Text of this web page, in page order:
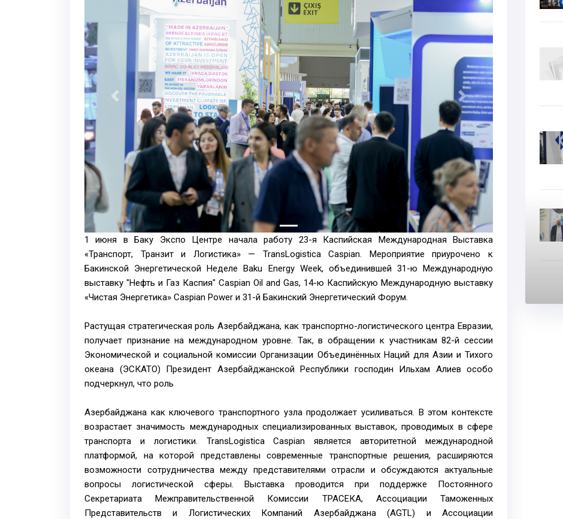
Previous Next
1 июня в Баку Экспо Центре начала работу 23-я Каспийская Международная Выставка
«Транспорт, Транзит и Логистика» — TransLogistica Caspian. Мероприятие приурочено к
Бакинской Энергетической Неделе Baku Energy Week, объединившей 31-ю Международную
выставку "Нефть и Газ Каспия" Caspian Oil and Gas, 14-ю Каспийскую Международную выставку
«Чистая Энергетика» Caspian Power и 31-й Бакинский Энергетический Форум.
Растущая стратегическая роль Азербайджана, как транспортно-логистического центра Евразии,
получает признание на международном уровне. Так, в обращении к участникам 82-й сессии
Экономической и социальной комиссии Организации Объединённых Наций для Азии и Тихого
океана (ЭСКАТО) Президент Азербайджанской Республики господин Ильхам Алиев особо
подчеркнул, что роль
Азербайджана как ключевого транспортного узла продолжает усиливаться. В этом контексте
возрастает значимость международных специализированных выставок, проводимых в сфере
транспорта и логистики. TransLogistica Caspian является авторитетной международной
платформой, на которой представлены современные транспортные решения, расширяются
возможности сотрудничества между представителями отрасли и обсуждаются актуальные
вопросы логистической сферы. Выставка проводится при поддержке Постоянного
Секретариата Межправительственной Комиссии ТРАСЕКА, Ассоциации Таможенных
Представительств и Логистических Компаний Азербайджана (AGTL) и Ассоциации